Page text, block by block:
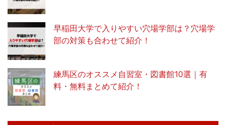
早稲田大学で入りやすい穴場学部は？穴場学
部の対策も合わせて紹介！
練馬区のオススメ自習室・図書館10選｜有
料・無料まとめて紹介！